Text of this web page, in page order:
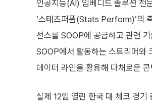
인공지능(AI) 임베디드 솔루션 전
‘스태츠퍼폼(Stats Perform)’의
선스를 SOOP에 공급하고 관련
SOOP에서 활동하는 스트리머와
데이터 라인을 활용해 다채로운
실제 12일 열린 한국 대 체코 경기